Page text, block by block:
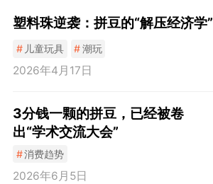
塑料珠逆袭：拼豆的“解压经济学”
# 儿童玩具 #潮玩
2026年4月17日
3分钱一颗的拼豆，已经被卷
出“学术交流大会”
#消费趋势
2026年6月5日